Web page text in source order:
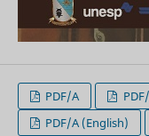
PDF/A
PDF/A (English)